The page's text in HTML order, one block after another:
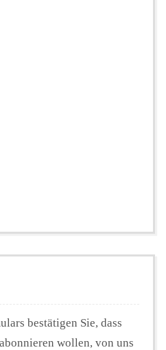
bestätigen Sie, dass
wollen, von uns